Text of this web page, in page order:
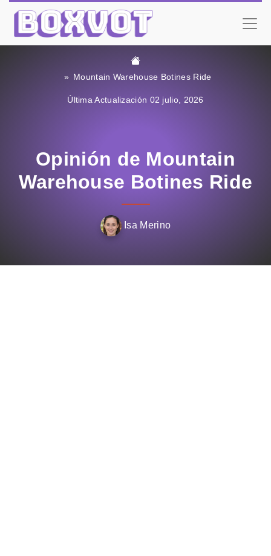
Mountain Warehouse Botines Ride
Última Actualización 02 julio, 2026
Opinión de Mountain
Warehouse Botines Ride
Isa Merino